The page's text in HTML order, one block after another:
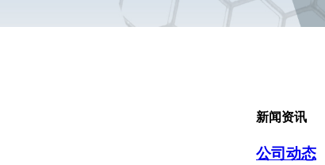
新闻资讯
公司动态